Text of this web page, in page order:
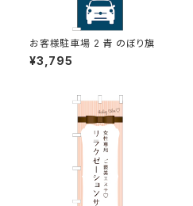
お客様駐車場 2 青 のぼり旗
¥3,795